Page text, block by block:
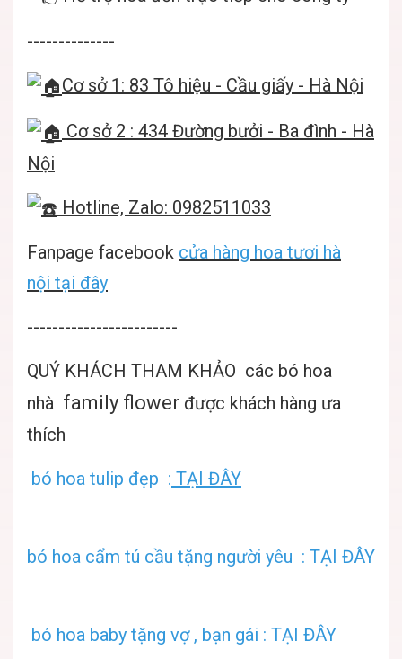
--------------
Cơ sở 1: 83 Tô hiệu - Cầu giấy - Hà Nội
Cơ sở 2 : 434 Đường bưởi - Ba đình - Hà
Nội
Hotline, Zalo: 0982511033
Fanpage facebook cửa hàng hoa tươi hà
nội tại đây
------------------------
QUÝ KHÁCH THAM KHẢO các bó hoa
nhà family flower được khách hàng ưa
thích
bó hoa tulip đẹp : TẠI ĐÂY
bó hoa cẩm tú cầu tặng người yêu : TẠI ĐÂY
bó hoa baby tặng vợ , bạn gái : TẠI ĐÂY